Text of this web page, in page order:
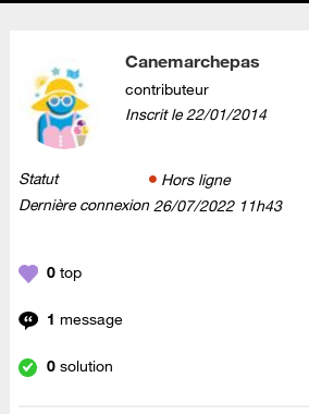
Canemarchepas
contributeur
Inscrit le‎22/01/2014
Statut
Hors ligne
Dernière connexion ‎26/07/2022 11h43
0 top
1 message
0 solution